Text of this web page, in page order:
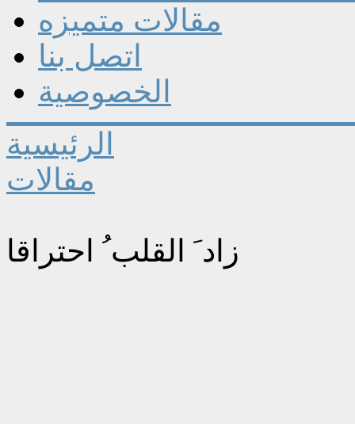
مقالات متميزه
اتصل بنا
الخصوصية
الرئيسية
مقالات
زاد َ القلب ُ احتراقا